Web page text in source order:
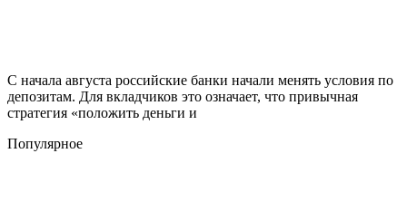
С начала августа российские банки начали менять условия по
депозитам. Для вкладчиков это означает, что привычная
стратегия «положить деньги и
Популярное